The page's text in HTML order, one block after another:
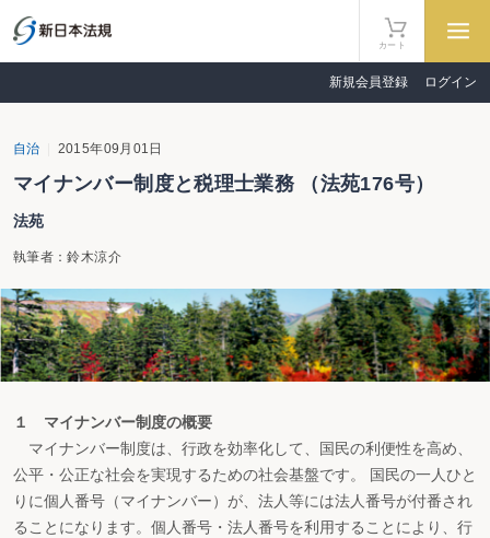
カート
新規会員登録 ログイン
自治 2015年09月01日
マイナンバー制度と税理士業務 （法苑176号）
法苑
執筆者：鈴木涼介
１ マイナンバー制度の概要
マイナンバー制度は、行政を効率化して、国民の利便性を高め、
公平・公正な社会を実現するための社会基盤です。 国民の一人ひと
りに個人番号（マイナンバー）が、法人等には法人番号が付番され
ることになります。個人番号・法人番号を利用することにより、行